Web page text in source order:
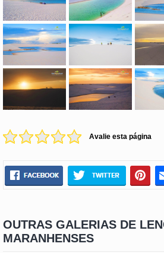
Avalie esta página
OUTRAS GALERIAS DE
MARANHENSES